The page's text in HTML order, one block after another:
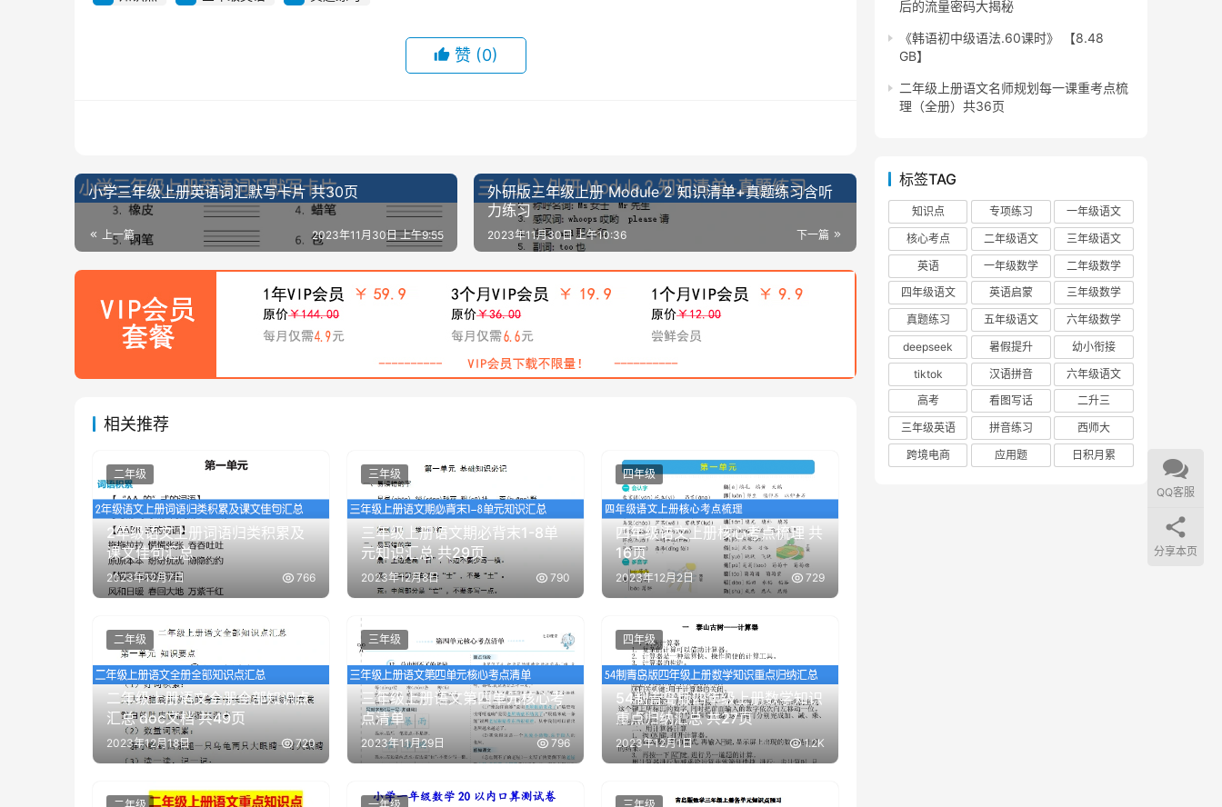
赞 (0)
小学三年级上册英语词汇默写卡片 共30页
上一篇 2023年11月30日 上午9:55
外研版三年级上册 Module 2 知识清单+真题练习含听
力练习
下一篇
2023年11月30日 上午10:36
相关推荐
2年级语文上册词语归类积累及
课文佳句汇总
2023年12月7日 766
二年级
三年级上册语文期必背末1-8单
元知识汇总 共29页
2023年12月8日 790
三年级
四年级语文上册核心考点梳理 共
16页
2023年12月2日 729
四年级
二年级上册语文全册全部知识点
汇总 doc文档 共49页
2023年12月18日 720
二年级
三年级上册语文第四单元核心考
点清单
2023年11月29日 796
三年级
54制青岛版四年级上册数学知识
重点归纳汇总 共27页
2023年12月1日 1.2K
四年级
后的流量密码大揭秘
《韩语初中级语法.60课时》 【8.48
GB】
二年级上册语文名师规划每一课重考点梳
理（全册）共36页
标签TAG
知识点 专项练习
一年级语文
核心考点
二年级语文
三年级语文
英语
一年级数学
二年级数学
四年级语文
英语启蒙
三年级数学
真题练习
五年级语文
六年级数学
deepseek
暑假提升
幼小衔接
tiktok
汉语拼音
六年级语文
高考
看图写话
二升三
三年级英语
拼音练习
西师大
跨境电商
应用题 日积月累
QQ客服
分享本页